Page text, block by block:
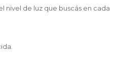
nivel de luz que buscás en cada